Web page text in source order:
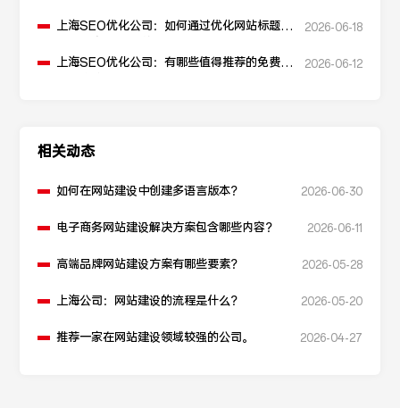
上海SEO优化公司：如何通过优化网站标题提
2026-06-18
上海SEO优化公司：有哪些值得推荐的免费
2026-06-12
相关动态
如何在网站建设中创建多语言版本？ 2026-06-30
电子商务网站建设解决方案包含哪些内容？ 2026-06-11
高端品牌网站建设方案有哪些要素？ 2026-05-28
上海公司：网站建设的流程是什么？ 2026-05-20
推荐一家在网站建设领域较强的公司。 2026-04-27